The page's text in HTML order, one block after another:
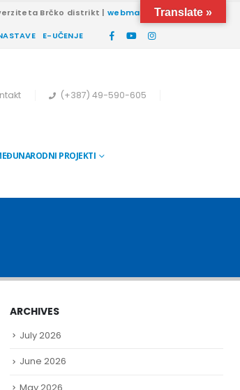
Brčko distrikt |webmail
E-UČENJE
(+387) 49-590-605
PROJEKTI
ARCHIVES
July 2026
June 2026
Translate »